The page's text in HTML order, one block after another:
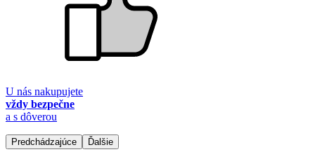
U nás nakupujete
vždy bezpečne
a s dôverou
Predchádzajúce Ďalšie